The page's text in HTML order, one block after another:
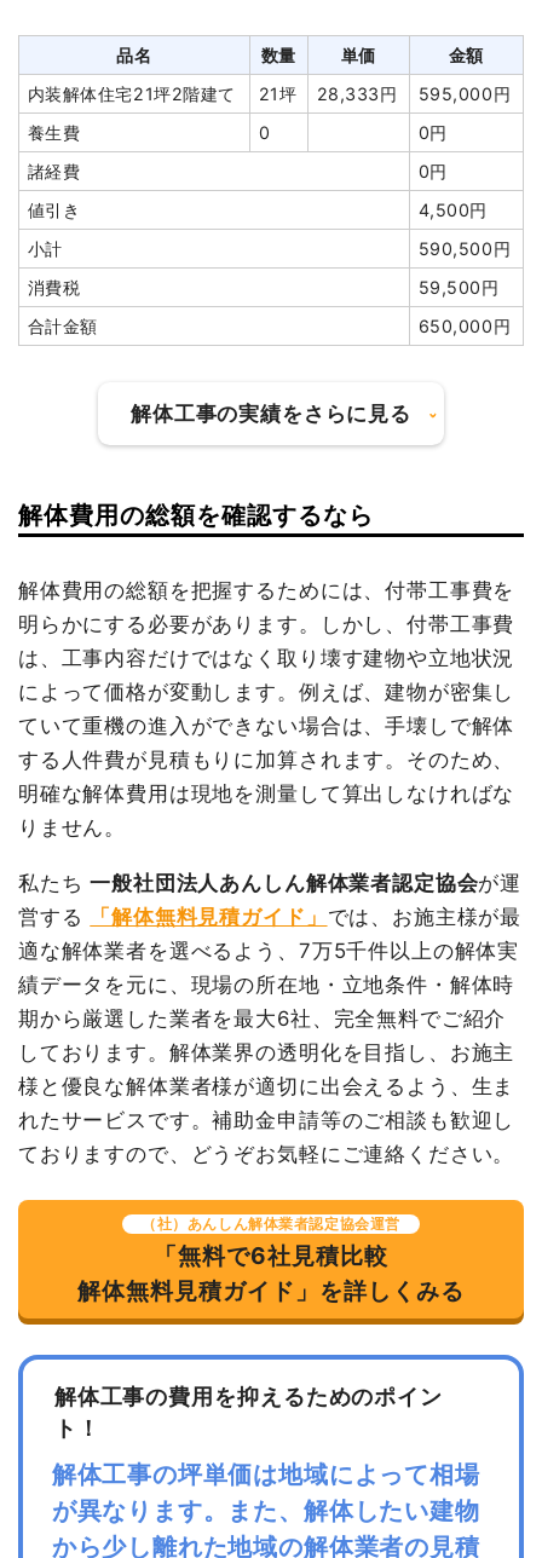
2,104,080
円
アスベスト撤去
42m²
35,000
円
1,470,000円
土間コンクリート撤去 198m² 2,000円
396,000円
諸経費
98,000円
値引き
9,000円
小計
4,580,000
円
消費税
458,000円
合計金額
5,038,000
建物解体費用 235万2,000円
総額 370万円
品名 数量 単価
金額
鉄骨造工場兼住宅67坪2階
建て
67坪
35,104
円
2,352,000
円
ベタ基礎加算
養生費 350m² 700円
245,000円
物置撤去
3坪
20,000
円
60,000円
室内残置物撤去 5台
80,000
円
400,000円
ブロック塀撤去 1式
20,000円
諸経費
30,000円
円
合計金額
3,700,000
円
品名 数量 単価
金額
内装解体住宅21坪2階建て
21坪 28,333円
595,000円
養生費
0
0円
諸経費
0円
値引き
4,500円
小計
590,500円
消費税
59,500円
合計金額
650,000円
解体工事の実績をさらに見る
建物の種類/構造 内装解体店舗1階建て
建物解体費用 58万8,000円
総額 67万円
品名 数量 単価
金額
内装解体店舗12坪1階建て
12坪 49,000円
588,000円
養生費
諸経費
0円
値引き
9,800円
小計
608,200円
消費税
61,800円
合計金額
670,000円
建物の種類/構造 内装解体店舗1階建て
坪数 10坪
建物解体費用 64万4,000円
総額 88万円
品名 数量 単価
内装解体店舗10坪1階建て
養生費
1式
50,000円
家具・家電処分
1式
50,000円
室内残置物撤去
2m³ 35,000円
70,000円
解体費用の総額を確認するなら
解体費用の総額を把握するためには、付帯工事費を
明らかにする必要があります。しかし、付帯工事費
は、工事内容だけではなく取り壊す建物や立地状況
によって価格が変動します。例えば、建物が密集し
ていて重機の進入ができない場合は、手壊しで解体
する人件費が見積もりに加算されます。そのため、
明確な解体費用は現地を測量して算出しなければな
りません。
私たち一般社団法人あんしん解体業者認定協会が運
営する
「解体無料見積ガイド」 では、お施主様が最
適な解体業者を選べるよう、7万5千件以上の解体実
績データを元に、現場の所在地・立地条件・解体時
期から厳選した業者を最大6社、完全無料でご紹介
しております。解体業界の透明化を目指し、お施主
様と優良な解体業者様が適切に出会えるよう、生ま
れたサービスです。補助金申請等のご相談も歓迎し
ておりますので、どうぞお気軽にご連絡ください。
（社）あんしん解体業者認定協会運営
「無料で6社見積比較
解体無料見積ガイド」を詳しくみる
解体工事の費用を抑えるためのポイン
ト！
解体工事の坪単価は地域によって相場
が異なります。また、解体したい建物
から少し離れた地域の解体業者の見積